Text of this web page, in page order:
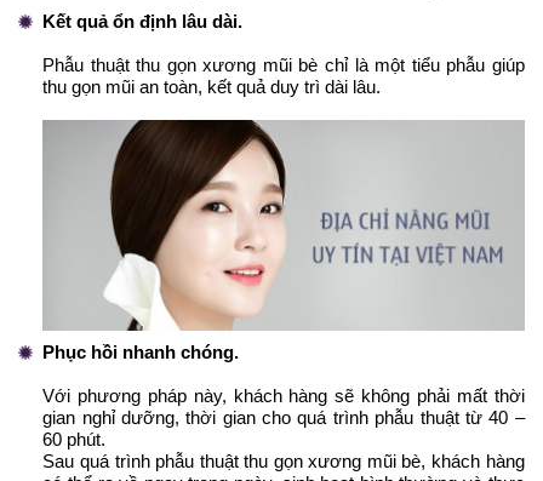
Kết quả ổn định lâu dài.
Phẫu thuật thu gọn xương mũi bè chỉ là một tiểu phẫu giúp
thu gọn mũi an toàn, kết quả duy trì dài lâu.
Phục hồi nhanh chóng.
Với phương pháp này, khách hàng sẽ không phải mất thời
gian nghỉ dưỡng, thời gian cho quá trình phẫu thuật từ 40 –
60 phút.
Sau quá trình phẫu thuật thu gọn xương mũi bè, khách hàng